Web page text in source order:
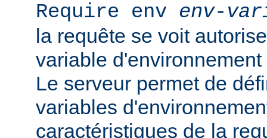
Require env env-
la requête se voit
variable d'environnement
Le serveur permet de
variables
caractéristiques de la